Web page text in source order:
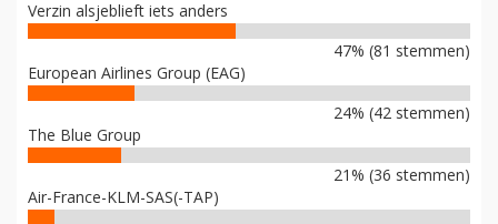
Verzin alsjeblieft iets anders
47% (81 stemmen)
European Airlines Group (EAG)
24% (42 stemmen)
The Blue Group
21% (36 stemmen)
Air-France-KLM-SAS(-TAP)